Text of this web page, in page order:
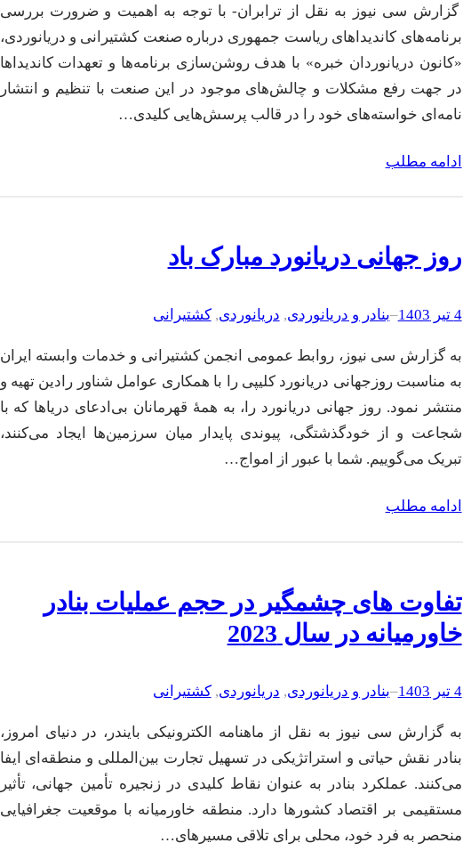
گزارش سی نیوز به نقل از ترابران- با توجه به اهمیت و ضرورت بررسی
برنامه‌های کاندیداهای ریاست جمهوری درباره صنعت کشتیرانی و دریانوردی،
«کانون دریانوردان خبره» با هدف روشن‌سازی برنامه‌ها و تعهدات کاندیداها
در جهت رفع مشکلات و چالش‌های موجود در این صنعت با تنظیم و انتشار
نامه‌ای خواسته‌های خود را در قالب پرسش‌هایی کلیدی…
ادامه مطلب
روز جهانی دریانورد مبارک باد
4 تیر 1403 –بنادر و دریانوردی, دریانوردی, کشتیرانی
به گزارش سی نیوز، روابط عمومی انجمن کشتیرانی و خدمات وابسته ایران
به مناسبت روزجهانی دریانورد کلیپی را با همکاری عوامل شناور رادین تهیه و
منتشر نمود. روز جهانی دریانورد را، به همهٔ قهرمانان بی‌ادعای دریاها که با
شجاعت و از خودگذشتگی، پیوندی پایدار میان سرزمین‌ها ایجاد می‌کنند،
تبریک می‌گوییم. شما با عبور از امواج…
ادامه مطلب
تفاوت‌ های چشمگیر در حجم عملیات بنادر
خاورمیانه در سال 2023
4 تیر 1403 –بنادر و دریانوردی, دریانوردی, کشتیرانی
به گزارش سی نیوز به نقل از ماهنامه الکترونیکی بایندر، در دنیای امروز،
بنادر نقش حیاتی و استراتژیکی در تسهیل تجارت بین‌المللی و منطقه‌ای ایفا
می‌کنند. عملکرد بنادر به عنوان نقاط کلیدی در زنجیره تأمین جهانی، تأثیر
مستقیمی بر اقتصاد کشورها دارد. منطقه خاورمیانه با موقعیت جغرافیایی
منحصر به فرد خود، محلی برای تلاقی مسیرهای…